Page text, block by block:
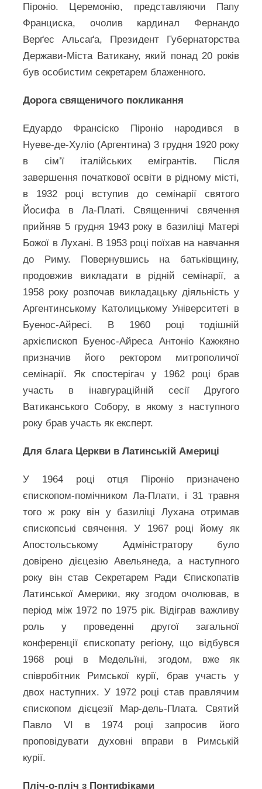
Піроніо. Церемонію, представляючи Папу
Франциска, очолив кардинал Фернандо
Верґес Альсаґа, Президент Губернаторства
Держави-Міста Ватикану, який понад 20 років
був особистим секретарем блаженного.
Дорога священичого покликання
Едуардо Франсіско Піроніо народився в
Нуеве-де-Хуліо (Аргентина) 3 грудня 1920 року
в сім’ї італійських емігрантів. Після
завершення початкової освіти в рідному місті,
в 1932 році вступив до семінарії святого
Йосифа в Ла-Платі. Священничі свячення
прийняв 5 грудня 1943 року в базиліці Матері
Божої в Лухані. В 1953 році поїхав на навчання
до Риму. Повернувшись на батьківщину,
продовжив викладати в рідній семінарії, а
1958 року розпочав викладацьку діяльність у
Аргентинському Католицькому Університеті в
Буенос-Айресі. В 1960 році тодішній
архієпископ Буенос-Айреса Антоніо Кажжяно
призначив його ректором митрополичої
семінарії. Як спостерігач у 1962 році брав
участь в інавгураційній сесії Другого
Ватиканського Собору, в якому з наступного
року брав участь як експерт.
Для блага Церкви в Латинській Америці
У 1964 році отця Піроніо призначено
єпископом-помічником Ла-Плати, і 31 травня
того ж року він у базиліці Лухана отримав
єпископські свячення. У 1967 році йому як
Апостольському Адміністратору було
довірено дієцезію Авельянеда, а наступного
року він став Секретарем Ради Єпископатів
Латинської Америки, яку згодом очолював, в
період між 1972 по 1975 рік. Відіграв важливу
роль у проведенні другої загальної
конференції єпископату регіону, що відбувся
1968 році в Медельїні, згодом, вже як
співробітник Римської курії, брав участь у
двох наступних. У 1972 році став правлячим
єпископом дієцезії Мар-дель-Плата. Святий
Павло VI в 1974 році запросив його
проповідувати духовні вправи в Римській
курії.
Пліч-о-пліч з Понтифіками